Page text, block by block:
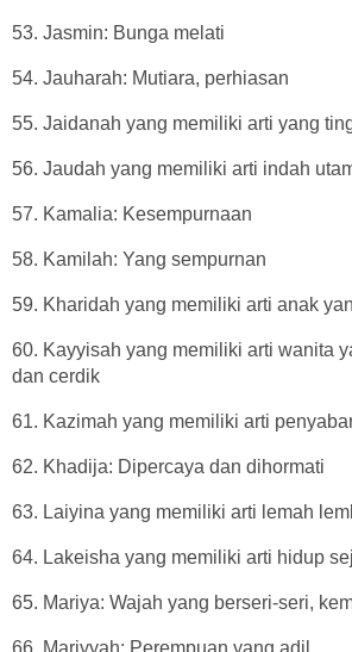
53. Jasmin: Bunga melati
54. Jauharah: Mutiara, perhiasan
55. Jaidanah yang memiliki arti yang
56. Jaudah yang memiliki arti indah
57. Kamalia: Kesempurnaan
58. Kamilah: Yang sempurnan
59. Kharidah yang memiliki arti anak
60. Kayyisah yang memiliki arti wanita
dan cerdik
61. Kazimah yang memiliki arti
62. Khadija: Dipercaya dan dihormati
63. Laiyina yang memiliki arti lemah
64. Lakeisha yang memiliki arti hidup
65. Mariya: Wajah yang berseri-seri,